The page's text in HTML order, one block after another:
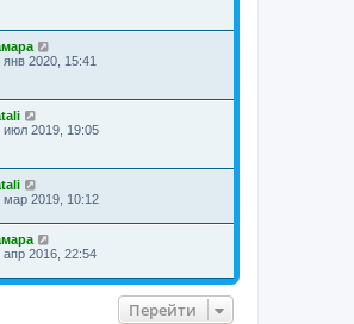
янв 2020, 15:41
июл 2019, 19:05
мар 2019, 10:12
апр 2016, 22:54
Перейти